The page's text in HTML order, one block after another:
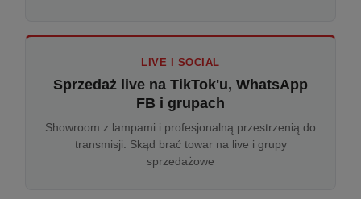
LIVE I SOCIAL
Sprzedaż live na TikTok'u, WhatsApp
FB i grupach
Showroom z lampami i profesjonalną przestrzenią do
transmisji. Skąd brać towar na live i grupy
sprzedażowe